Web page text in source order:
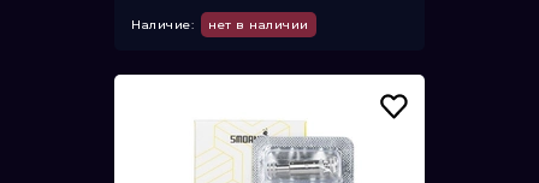
Наличие: нет в наличии